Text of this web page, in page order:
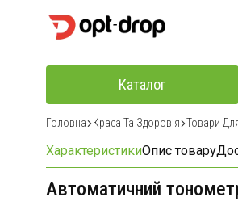
Каталог
Головна Краса Та Здоровʼя Товари
ХарактеристикиОпис товару
Автоматичний